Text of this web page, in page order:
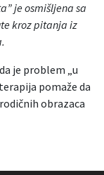
je osmišljena sa
kroz pitanja iz
je problem „u
pomaže da
obrazaca